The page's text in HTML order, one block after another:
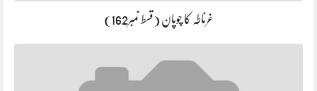
غرناطہ کا چوپان (قسط نمبر162)